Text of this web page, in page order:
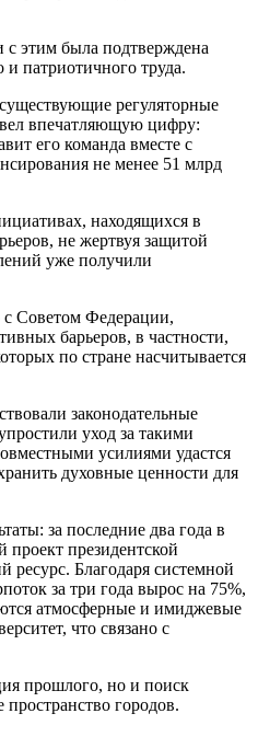
с этим была подтверждена
патриотичного труда.
регуляторные
впечатляющую цифру:
его команда вместе с
не менее 51 млрд
находящихся в
не жертвуя защитой
уже получили
с Советом Федерации,
барьеров, в частности,
по стране насчитывается
законодательные
уход за такими
усилиями удастся
духовные ценности для
за последние два года в
президентской
ресурс. Благодаря системной
за три года вырос на 75%,
атмосферные и имиджевые
что связано с
прошлого, но и поиск
городов.